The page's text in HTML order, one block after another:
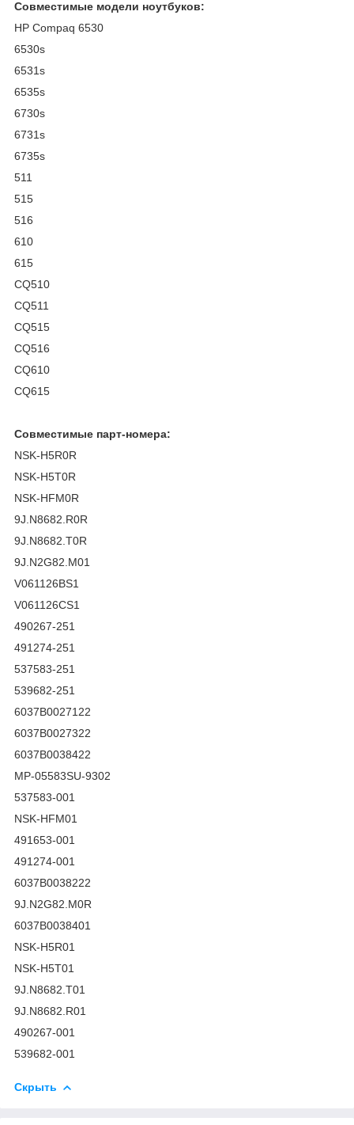
Совместимые модели ноутбуков:
HP Compaq 6530
6530s
6531s
6535s
6730s
6731s
6735s
511
515
516
610
615
CQ510
CQ511
CQ515
CQ516
CQ610
CQ615
Совместимые парт-номера:
NSK-H5R0R
NSK-H5T0R
NSK-HFM0R
9J.N8682.R0R
9J.N8682.T0R
9J.N2G82.M01
V061126BS1
V061126CS1
490267-251
491274-251
537583-251
539682-251
6037B0027122
6037B0027322
6037B0038422
MP-05583SU-9302
537583-001
NSK-HFM01
491653-001
491274-001
6037B0038222
9J.N2G82.M0R
6037B0038401
NSK-H5R01
NSK-H5T01
9J.N8682.T01
9J.N8682.R01
490267-001
539682-001
Скрыть